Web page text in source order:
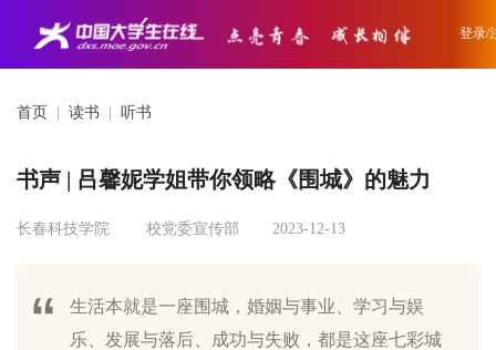
登录/
首页 读书 听书
书声 | 吕馨妮学姐带你领略《围城》的魅力
长春科技学院 校党委宣传部 2023-12-13
生活本就是一座围城，婚姻与事业、学习与娱
乐、发展与落后、成功与失败，都是这座七彩城